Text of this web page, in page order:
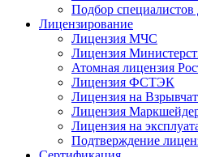
Подбор
Лицензирование
Лицензия МЧС
Лицензия
Атомная лицензия
Лицензия ФСТЭК
Лицензия на
Лицензия
Лицензия на
Подтверждение